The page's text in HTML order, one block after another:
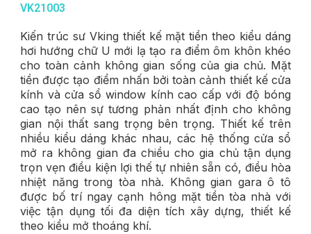
VK21003
Kiến trúc sư Vking thiết kế mặt tiền theo kiểu dáng
hơi hướng chữ U mới lạ tạo ra điểm ôm khôn khéo
cho toàn cảnh không gian sống của gia chủ. Mặt
tiền được tạo điểm nhấn bởi toàn cảnh thiết kế cửa
kính và cửa sổ window kính cao cấp với độ bóng
cao tạo nên sự tương phản nhất định cho không
gian nội thất sang trọng bên trọng. Thiết kế trên
nhiều kiểu dáng khác nhau, các hệ thống cửa sổ
mở ra không gian đa chiều cho gia chủ tận dụng
trọn vẹn điều kiện lợi thế tự nhiên sẵn có, điều hòa
nhiệt năng trong tòa nhà. Không gian gara ô tô
được bố trí ngay cạnh hông mặt tiền tòa nhà với
việc tận dụng tối đa diện tích xây dựng, thiết kế
theo kiểu mở thoáng khí.